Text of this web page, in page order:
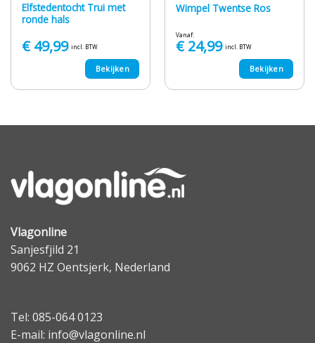
Elfstedentocht Trui met
ronde hals
€49,99 incl. BTW
Bekijken
Wimpel Twentse Ros
Vanaf:
€24,99 incl. BTW
Bekijken
Vlagonline
Sanjesfjild 21
9062 HZ Oentsjerk, Nederland
Tel: 085-064 0123
E-mail: info@vlagonline.nl